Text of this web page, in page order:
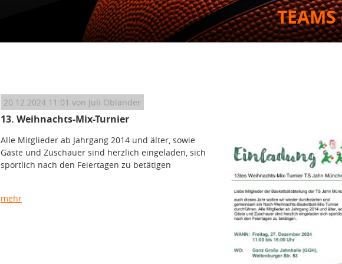
20.12.2024 11:01 von Juli Obländer
13. Weihnachts-Mix-Turnier
Alle Mitglieder ab Jahrgang 2014 und älter, sowie
Gäste und Zuschauer sind herzlich eingeladen, sich
sportlich nach den Feiertagen zu betätigen
mehr